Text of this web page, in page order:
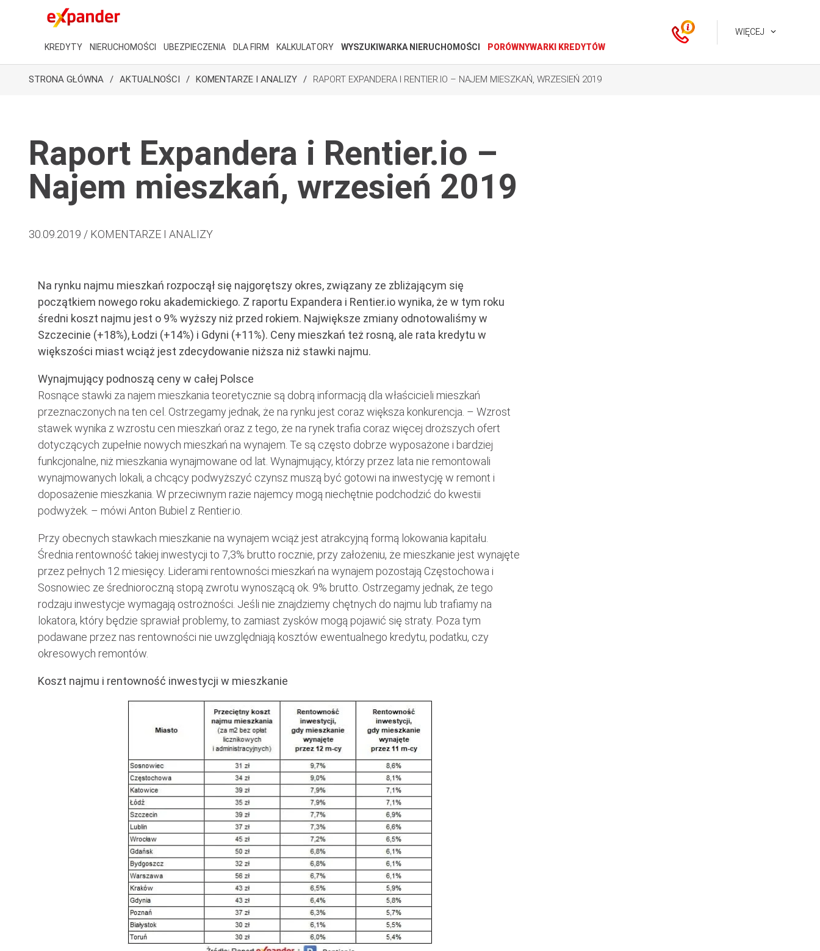
KREDYTY NIERUCHOMOŚCI UBEZPIECZENIA DLA FIRM KALKULATORY WYSZUKIWARKA NIERUCHOMOŚCI PORÓWNYWARKI KREDYTÓW
WIĘCEJ
STRONA GŁÓWNA AKTUALNOŚCI KOMENTARZE I ANALIZY RAPORT EXPANDERA I RENTIER.IO – NAJEM MIESZKAŃ, WRZESIEŃ 2019
Raport Expandera i Rentier.io –
Najem mieszkań, wrzesień 2019
30.09.2019 / KOMENTARZE I ANALIZY
Na rynku najmu mieszkań rozpoczął się najgorętszy okres, związany ze zbliżającym się
początkiem nowego roku akademickiego. Z raportu Expandera i Rentier.io wynika, że w tym roku
średni koszt najmu jest o 9% wyższy niż przed rokiem. Największe zmiany odnotowaliśmy w
Szczecinie (+18%), Łodzi (+14%) i Gdyni (+11%). Ceny mieszkań też rosną, ale rata kredytu w
większości miast wciąż jest zdecydowanie niższa niż stawki najmu.
Wynajmujący podnoszą ceny w całej Polsce
Rosnące stawki za najem mieszkania teoretycznie są dobrą informacją dla właścicieli mieszkań
przeznaczonych na ten cel. Ostrzegamy jednak, że na rynku jest coraz większa konkurencja. – Wzrost
stawek wynika z wzrostu cen mieszkań oraz z tego, że na rynek trafia coraz więcej droższych ofert
dotyczących zupełnie nowych mieszkań na wynajem. Te są często dobrze wyposażone i bardziej
funkcjonalne, niż mieszkania wynajmowane od lat. Wynajmujący, którzy przez lata nie remontowali
wynajmowanych lokali, a chcący podwyższyć czynsz muszą być gotowi na inwestycję w remont i
doposażenie mieszkania. W przeciwnym razie najemcy mogą niechętnie podchodzić do kwestii
podwyżek. – mówi Anton Bubiel z Rentier.io.
Przy obecnych stawkach mieszkanie na wynajem wciąż jest atrakcyjną formą lokowania kapitału.
Średnia rentowność takiej inwestycji to 7,3% brutto rocznie, przy założeniu, że mieszkanie jest wynajęte
przez pełnych 12 miesięcy. Liderami rentowności mieszkań na wynajem pozostają Częstochowa i
Sosnowiec ze średnioroczną stopą zwrotu wynoszącą ok. 9% brutto. Ostrzegamy jednak, że tego
rodzaju inwestycje wymagają ostrożności. Jeśli nie znajdziemy chętnych do najmu lub trafiamy na
lokatora, który będzie sprawiał problemy, to zamiast zysków mogą pojawić się straty. Poza tym
podawane przez nas rentowności nie uwzględniają kosztów ewentualnego kredytu, podatku, czy
okresowych remontów.
Koszt najmu i rentowność inwestycji w mieszkanie